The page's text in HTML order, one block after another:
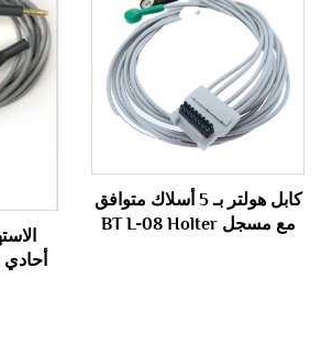
كابل هولتر بـ 5 أسلاك متوافق
مع مسجل BT L-08 Holter